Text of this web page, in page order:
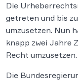
Die
getreten und bis
umzusetzen. Nun
knapp zwei Jahre
Recht umzusetzen.
Die